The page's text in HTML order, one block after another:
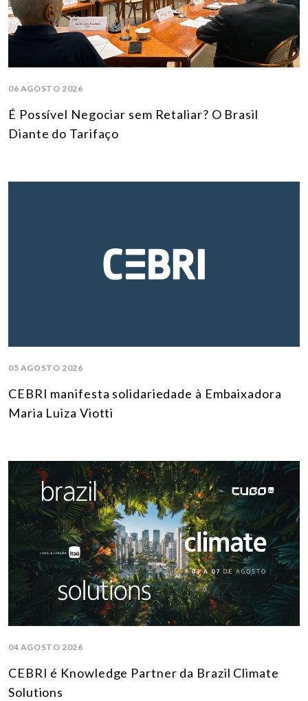
06 AGOSTO 2026
É Possível Negociar sem Retaliar? O Brasil
Diante do Tarifaço
05 AGOSTO 2026
CEBRI manifesta solidariedade à Embaixadora
Maria Luiza Viotti
04 AGOSTO 2026
CEBRI é Knowledge Partner da Brazil Climate
Solutions